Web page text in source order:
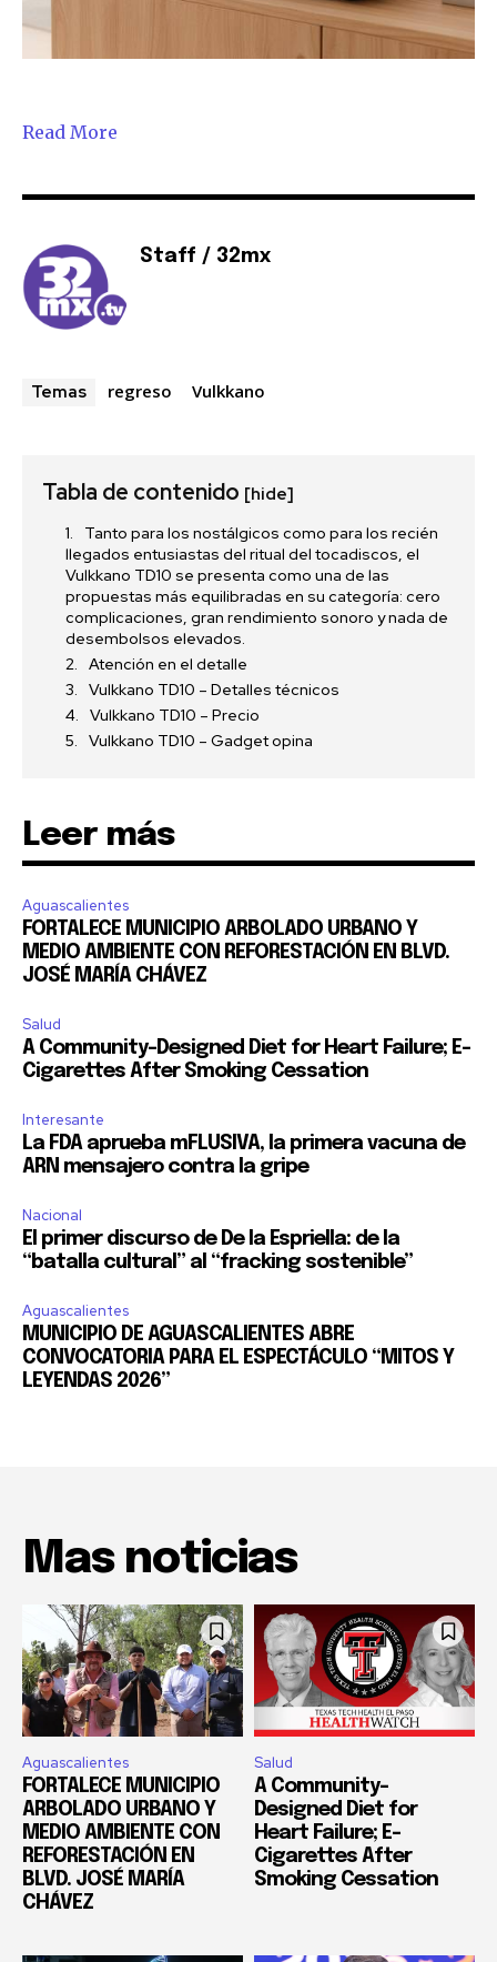
Read More
Staff / 32mx
Temas regreso Vulkkano
Tabla de contenido [hide]
Tanto para los nostálgicos como para los recién
llegados entusiastas del ritual del tocadiscos, el
Vulkkano TD10 se presenta como una de las
propuestas más equilibradas en su categoría: cero
complicaciones, gran rendimiento sonoro y nada de
desembolsos elevados.
Atención en el detalle
Vulkkano TD10 – Detalles técnicos
Vulkkano TD10 – Precio
Vulkkano TD10 – Gadget opina
Leer más
Aguascalientes
FORTALECE MUNICIPIO ARBOLADO URBANO Y
MEDIO AMBIENTE CON REFORESTACIÓN EN BLVD.
JOSÉ MARÍA CHÁVEZ
Salud
A Community-Designed Diet for Heart Failure; E-
Cigarettes After Smoking Cessation
Interesante
La FDA aprueba mFLUSIVA, la primera vacuna de
ARN mensajero contra la gripe
Nacional
El primer discurso de De la Espriella: de la
“batalla cultural” al “fracking sostenible”
Aguascalientes
MUNICIPIO DE AGUASCALIENTES ABRE
CONVOCATORIA PARA EL ESPECTÁCULO “MITOS Y
LEYENDAS 2026”
Mas noticias
Aguascalientes
FORTALECE MUNICIPIO
ARBOLADO URBANO Y
MEDIO AMBIENTE CON
REFORESTACIÓN EN
BLVD. JOSÉ MARÍA
CHÁVEZ
Salud
A Community-
Designed Diet for
Heart Failure; E-
Cigarettes After
Smoking Cessation